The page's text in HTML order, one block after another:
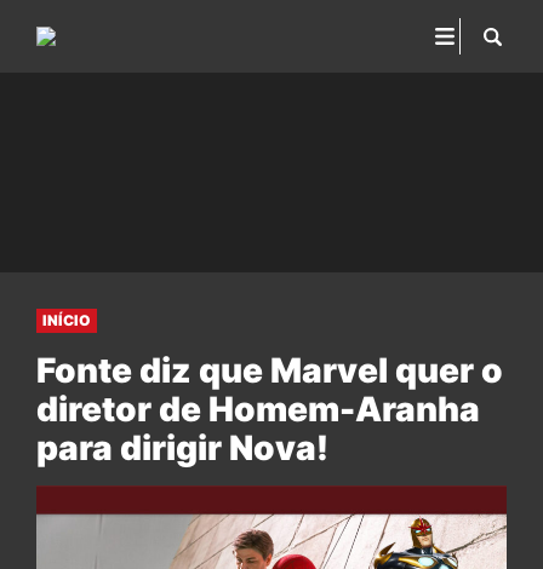
INÍCIO
Fonte diz que Marvel quer o
diretor de Homem-Aranha
para dirigir Nova!